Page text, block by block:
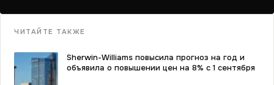
ЧИТАЙТЕ ТАКЖЕ
Sherwin-Williams повысила прогноз на год и
объявила о повышении цен на 8% с 1 сентября